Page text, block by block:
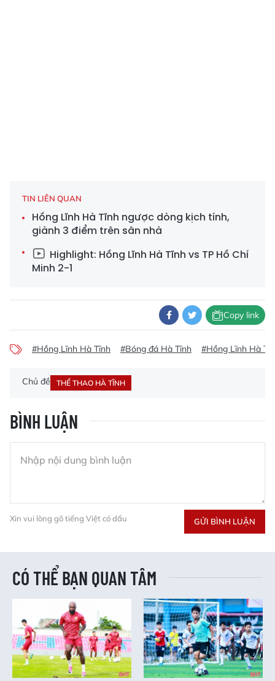
TIN LIÊN QUAN
Hồng Lĩnh Hà Tĩnh ngược dòng kịch tính,
giành 3 điểm trên sân nhà
Highlight: Hồng Lĩnh Hà Tĩnh vs TP Hồ Chí
Minh 2-1
Copy link
#Hồng Lĩnh Hà Tĩnh #Bóng đá Hà Tĩnh #Hồng Lĩnh Hà
Chủ đề THỂ THAO HÀ TĨNH
BÌNH LUẬN
Xin vui lòng gõ tiếng Việt có dấu GỬI BÌNH LUẬN
CÓ THỂ BẠN QUAN TÂM